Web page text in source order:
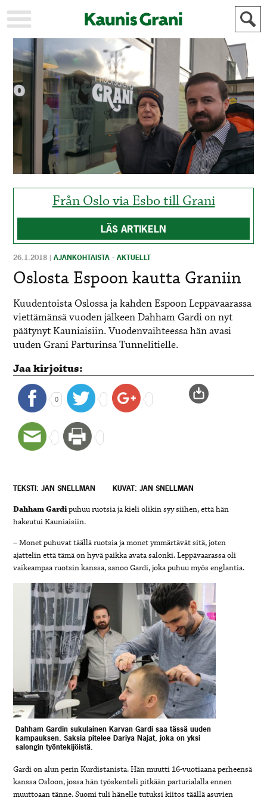
KAUPUNKI
STADEN
AJANKOHTAISTA
AKTUELLT
URHEILU
IDROTT
KULTTUURI
KULTUR
HISTORIA
HISTORIA
YLEINEN
ALLMÄN
MAINOSTAJILLE
FÖR
ANNONSÖRER
Från Oslo via Esbo till Grani
LÄS ARTIKELN
26.1.2018 |AJANKOHTAISTA - AKTUELLT
Oslosta Espoon kautta Graniin
Kuudentoista Oslossa ja kahden Espoon Leppävaarassa
viettämänsä vuoden jälkeen Dahham Gardi on nyt
päätynyt Kauniaisiin. Vuodenvaihteessa hän avasi
uuden Grani Parturinsa Tunnelitielle.
Jaa kirjoitus:
0
TEKSTI: JAN SNELLMAN KUVAT: JAN SNELLMAN
Dahham Gardipuhuu ruotsia ja kieli olikin syy siihen, että hän
hakeutui Kauniaisiin.
– Monet puhuvat täällä ruotsia ja monet ymmärtävät sitä, joten
ajattelin että tämä on hyvä paikka avata salonki. Leppävaarassa oli
vaikeampaa ruotsin kanssa, sanoo Gardi, joka puhuu myös englantia.
Dahham Gardin sukulainen Karvan Gardi saa tässä uuden
kampauksen. Saksia pitelee Dariya Najat, joka on yksi
salongin työntekijöistä.
Gardi on alun perin Kurdistanista. Hän muutti 16-vuotiaana perheensä
kanssa Osloon, jossa hän työskenteli pitkään parturialalla ennen
muuttoaan tänne. Suomi tuli hänelle tutuksi kiitos täällä asuvien